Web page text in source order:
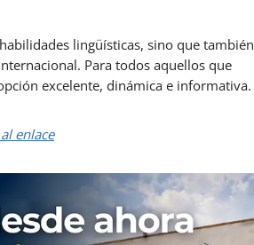
lingüísticas, sino que también
Para todos aquellos que
excelente, dinámica e informativa.
enlace